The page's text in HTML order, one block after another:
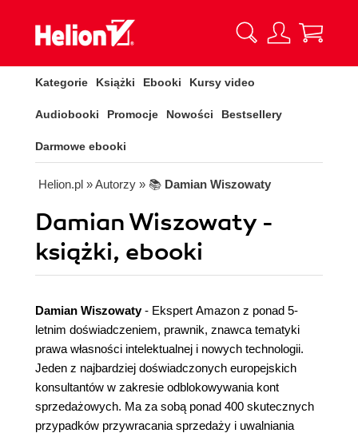
Kategorie Książki Ebooki Kursy video
Audiobooki Promocje Nowości Bestsellery
Darmowe ebooki
Helion.pl » Autorzy » 📚 Damian Wiszowaty
Damian Wiszowaty -
książki, ebooki
Damian Wiszowaty- Ekspert Amazon z ponad 5-
letnim doświadczeniem, prawnik, znawca tematyki
prawa własności intelektualnej i nowych technologii.
Jeden z najbardziej doświadczonych europejskich
konsultantów w zakresie odblokowywania kont
sprzedażowych. Ma za sobą ponad 400 skutecznych
przypadków przywracania sprzedaży i uwalniania